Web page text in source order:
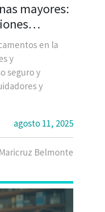
mayores:
en la
y
seguro y
y
agosto 11, 2025
Belmonte